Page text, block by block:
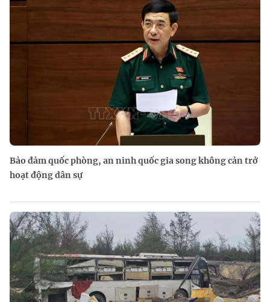
Bảo đảm quốc phòng, an ninh quốc gia song không cản trở
hoạt động dân sự